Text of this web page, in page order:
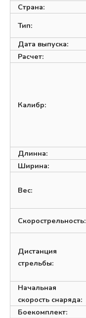
Страна:
Тип:
Дата выпуска:
Расчет:
Калибр:
Длинна:
Ширина:
Вес:
Скорострельность:
Дистанция
стрельбы:
Начальная
скорость снаряда:
Боекомплект: